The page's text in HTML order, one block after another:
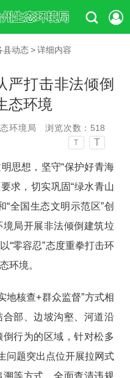
县动态 > 详细内容
严打击非法倾倒
态环境
环境局 浏览次数： 518
T T
思想，坚守“保护好青海
求，切实巩固“绿水青山
“全国生态文明示范区”创
境局开展非法倾倒建筑垃
“零容忍”态度重拳打击环
环境。
地核查+群众监督”方式相
部、边坡沟壑、河道沿
行为的区域，针对松多
问题突出点位开展拉网式
等方式，全面查清违规